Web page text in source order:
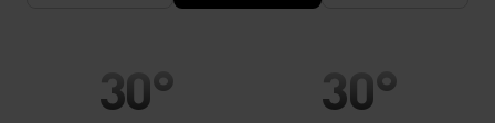
30°
30°